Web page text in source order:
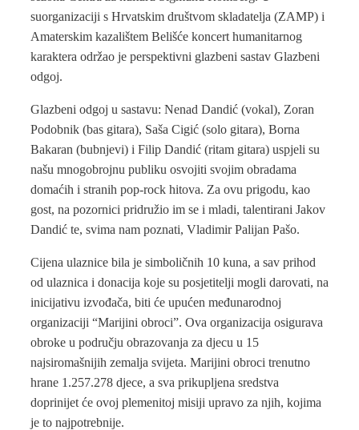
suorganizaciji s Hrvatskim društvom skladatelja (ZAMP) i
Amaterskim kazalištem Belišće koncert humanitarnog
karaktera održao je perspektivni glazbeni sastav Glazbeni
odgoj.
Glazbeni odgoj u sastavu: Nenad Dandić (vokal), Zoran
Podobnik (bas gitara), Saša Cigić (solo gitara), Borna
Bakaran (bubnjevi) i Filip Dandić (ritam gitara) uspjeli su
našu mnogobrojnu publiku osvojiti svojim obradama
domaćih i stranih pop-rock hitova. Za ovu prigodu, kao
gost, na pozornici pridružio im se i mladi, talentirani Jakov
Dandić te, svima nam poznati, Vladimir Palijan Pašo.
Cijena ulaznice bila je simboličnih 10 kuna, a sav prihod
od ulaznica i donacija koje su posjetitelji mogli darovati, na
inicijativu izvođača, biti će upućen međunarodnoj
organizaciji “Marijini obroci”. Ova organizacija osigurava
obroke u području obrazovanja za djecu u 15
najsiromašnijih zemalja svijeta. Marijini obroci trenutno
hrane 1.257.278 djece, a sva prikupljena sredstva
doprinijet će ovoj plemenitoj misiji upravo za njih, kojima
je to najpotrebnije.